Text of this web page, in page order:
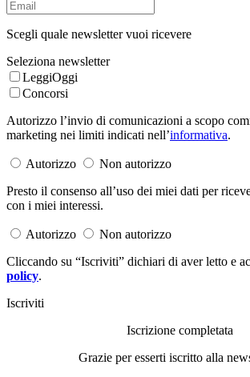
Scegli quale newsletter vuoi ricevere
Seleziona newsletter
LeggiOggi
Concorsi
Autorizzo l’invio di comunicazioni a scopo
marketing nei limiti indicati nell’informativa.
Autorizzo
Non autorizzo
Presto il consenso all’uso dei miei dati per
con i miei interessi.
Autorizzo
Non autorizzo
Cliccando su “Iscriviti” dichiari di aver letto e
policy.
Iscriviti
Iscrizione completata
Grazie per esserti iscritto alla